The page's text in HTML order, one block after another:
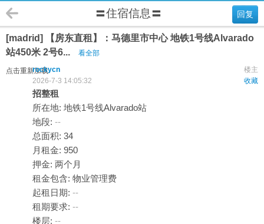
回复
〓住宿信息〓
[madrid] 【房东直租】：马德里市中心 地铁1号线Alvarado
站450米 2号6...
看全部
点击重新加载 楼主
rockycn
收藏
2026-7-3 14:05:32
招整租
所在地: 地铁1号线Alvarado站
地段: --
总面积: 34
月租金: 950
押金: 两个月
租金包含: 物业管理费
起租日期: --
租期要求: --
楼层: --